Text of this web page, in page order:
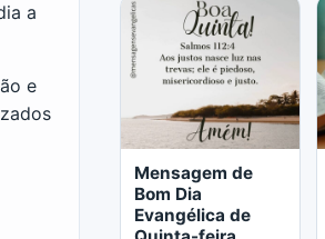
a
e
LER MAIS
Mensagem de
Bom Dia
Evangélica de